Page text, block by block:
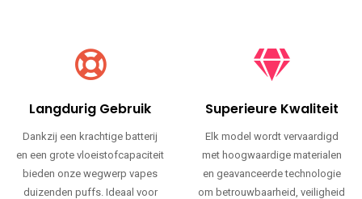
Langdurig Gebruik
Dankzij een krachtige batterij
en een grote vloeistofcapaciteit
bieden onze wegwerp vapes
duizenden puffs. Ideaal voor
Superieure Kwaliteit
Elk model wordt vervaardigd
met hoogwaardige materialen
en geavanceerde technologie
om betrouwbaarheid, veiligheid